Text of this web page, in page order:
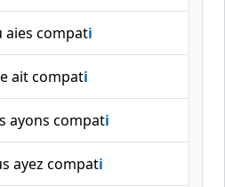
aies compati
ait compati
ayons compati
ayez compati